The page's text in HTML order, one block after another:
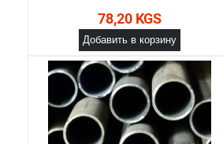
78,20 KGS
Добавить в корзину